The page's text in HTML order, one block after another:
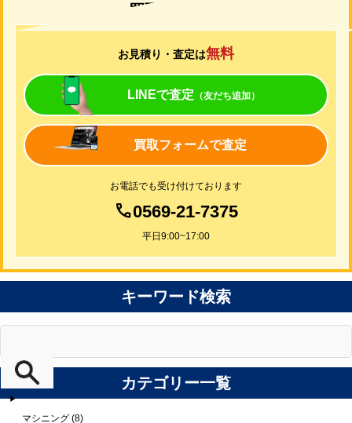
買取について
お見積り・査定は無料
LINEで査定 （友だち追加）
買取フォームで査定
お電話でも受け付けております
0569-21-7375
平日9:00~17:00
キーワード検索
カテゴリー一覧
マシニング (8)